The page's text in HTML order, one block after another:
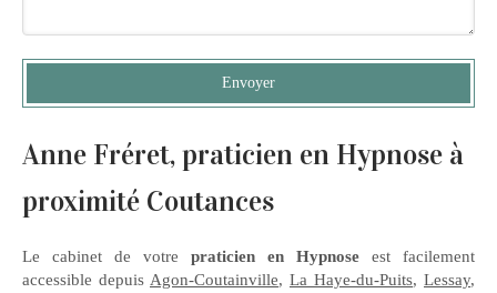
Envoyer
Anne Fréret, praticien en Hypnose à
proximité Coutances
Le cabinet de votre praticien en Hypnose est facilement
accessible depuis Agon-Coutainville, La Haye-du-Puits, Lessay,